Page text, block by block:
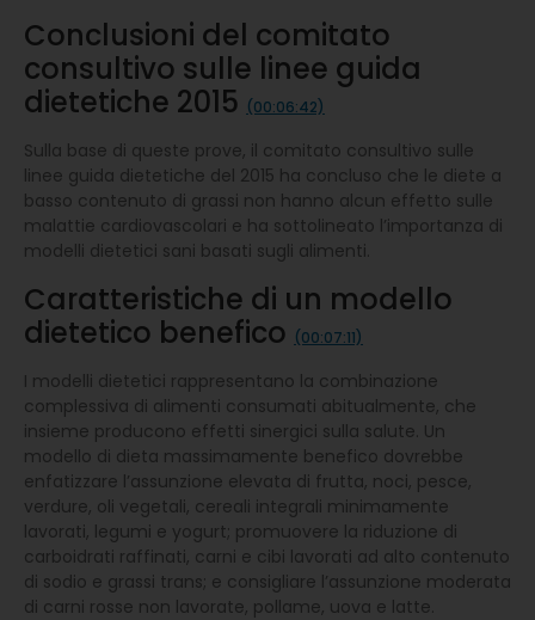
Conclusioni del comitato
consultivo sulle linee guida
dietetiche 2015 (00:06:42)
Sulla base di queste prove, il comitato consultivo sulle
linee guida dietetiche del 2015 ha concluso che le diete a
basso contenuto di grassi non hanno alcun effetto sulle
malattie cardiovascolari e ha sottolineato l’importanza di
modelli dietetici sani basati sugli alimenti.
Caratteristiche di un modello
dietetico benefico (00:07:11)
I modelli dietetici rappresentano la combinazione
complessiva di alimenti consumati abitualmente, che
insieme producono effetti sinergici sulla salute. Un
modello di dieta massimamente benefico dovrebbe
enfatizzare l’assunzione elevata di frutta, noci, pesce,
verdure, oli vegetali, cereali integrali minimamente
lavorati, legumi e yogurt; promuovere la riduzione di
carboidrati raffinati, carni e cibi lavorati ad alto contenuto
di sodio e grassi trans; e consigliare l’assunzione moderata
di carni rosse non lavorate, pollame, uova e latte.